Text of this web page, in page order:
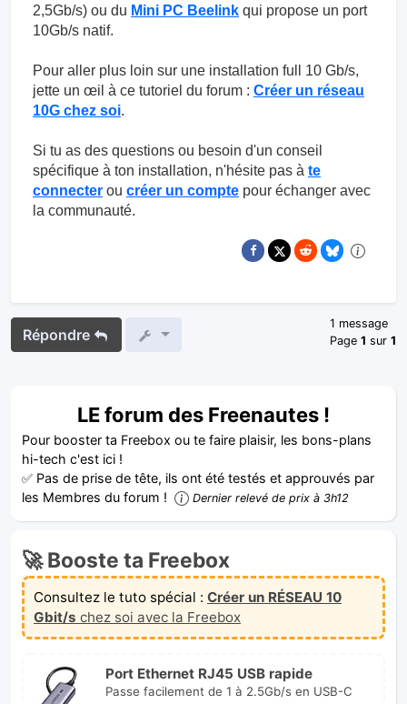
2,5Gb/s) ou du Mini PC Beelink qui propose un port
10Gb/s natif.
Pour aller plus loin sur une installation full 10 Gb/s,
jette un œil à ce tutoriel du forum : Créer un réseau
10G chez soi.
Si tu as des questions ou besoin d'un conseil
spécifique à ton installation, n'hésite pas à te
connecter ou créer un compte pour échanger avec
la communauté.
Répondre
1 message
Page 1 sur 1
LE forum des Freenautes !
Pour booster ta Freebox ou te faire plaisir, les bons-plans
hi-tech c'est ici !
✅ Pas de prise de tête, ils ont été testés et approuvés par
les Membres du forum !
Dernier relevé de prix à 3h12
🚀 Booste ta Freebox
Consultez le tuto spécial : Créer un RÉSEAU 10
Gbit/s chez soi avec la Freebox
Port Ethernet RJ45 USB rapide
Passe facilement de 1 à 2.5Gb/s en USB-C